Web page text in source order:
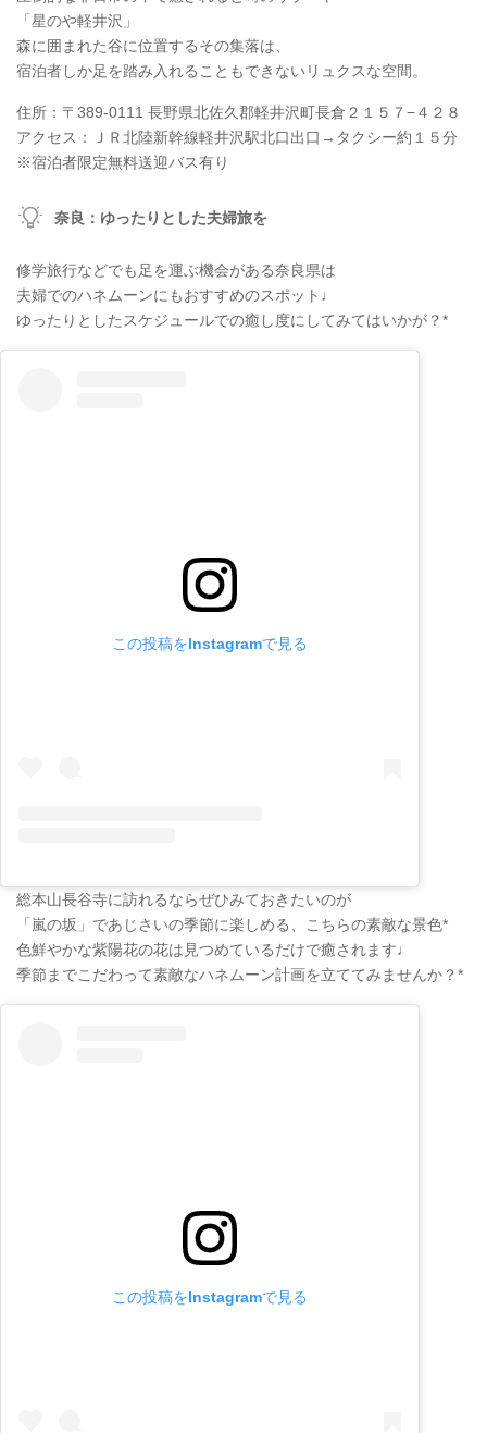
「星のや軽井沢」
森に囲まれた谷に位置するその集落は、
宿泊者しか足を踏み入れることもできないリュクスな空間。
住所：〒389-0111 長野県北佐久郡軽井沢町長倉２１５７−４２８
アクセス：ＪＲ北陸新幹線軽井沢駅北口出口→タクシー約１５分
※宿泊者限定無料送迎バス有り
奈良：ゆったりとした夫婦旅を
修学旅行などでも足を運ぶ機会がある奈良県は
夫婦でのハネムーンにもおすすめのスポット♩
ゆったりとしたスケジュールでの癒し度にしてみてはいかが？*
この投稿をInstagramで見る
総本山長谷寺に訪れるならぜひみておきたいのが
「嵐の坂」であじさいの季節に楽しめる、こちらの素敵な景色*
色鮮やかな紫陽花の花は見つめているだけで癒されます♩
季節までこだわって素敵なハネムーン計画を立ててみませんか？*
この投稿をInstagramで見る